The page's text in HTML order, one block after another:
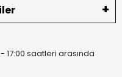
17:00 saatleri arasında